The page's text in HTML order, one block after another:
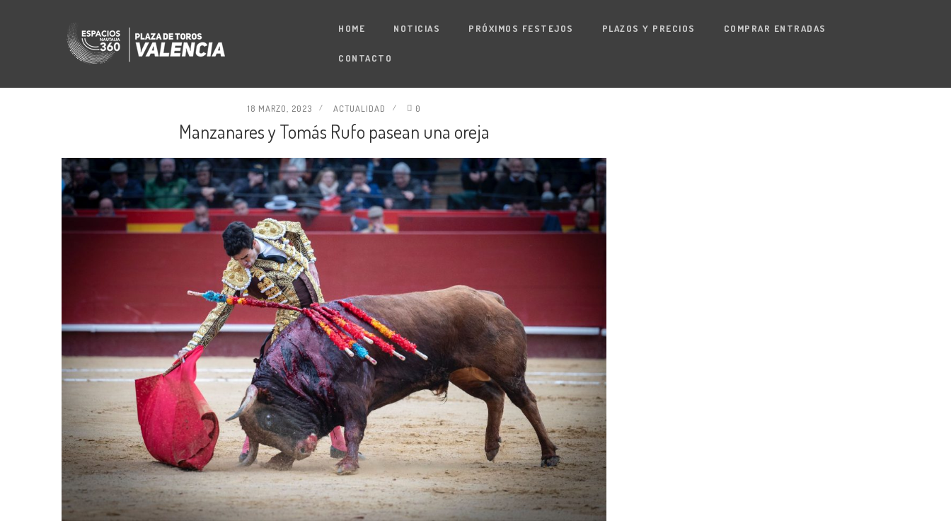
HOME NOTICIAS PRÓXIMOS FESTEJOS PLAZOS Y PRECIOS COMPRAR ENTRADAS
CONTACTO
18 MARZO, 2023 ACTUALIDAD 0
Manzanares y Tomás Rufo pasean una oreja